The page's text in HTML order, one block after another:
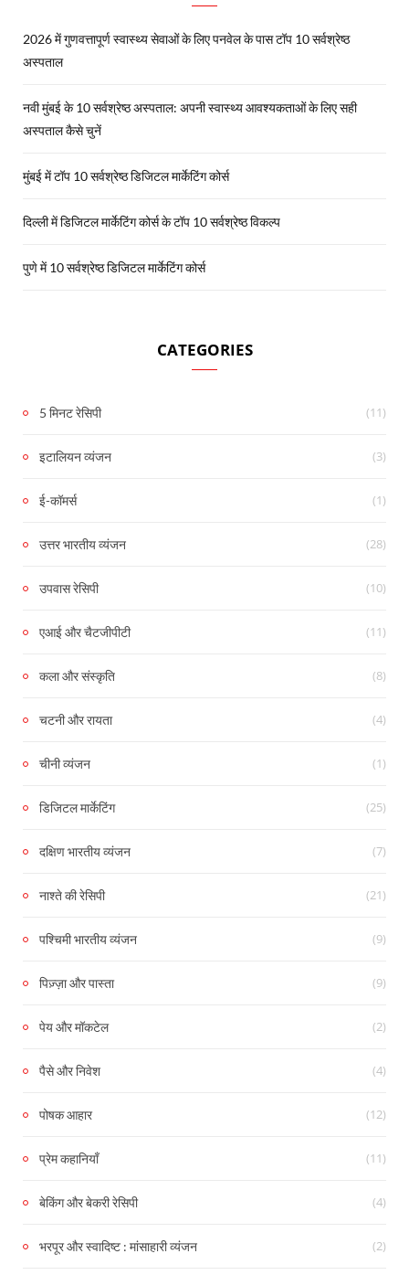
2026 में गुणवत्तापूर्ण स्वास्थ्य सेवाओं के लिए पनवेल के पास टॉप 10 सर्वश्रेष्ठ
अस्पताल
नवी मुंबई के 10 सर्वश्रेष्ठ अस्पताल: अपनी स्वास्थ्य आवश्यकताओं के लिए सही
अस्पताल कैसे चुनें
मुंबई में टॉप 10 सर्वश्रेष्ठ डिजिटल मार्केटिंग कोर्स
दिल्ली में डिजिटल मार्केटिंग कोर्स के टॉप 10 सर्वश्रेष्ठ विकल्प
पुणे में 10 सर्वश्रेष्ठ डिजिटल मार्केटिंग कोर्स
CATEGORIES
5 मिनट रेसिपी (11)
इटालियन व्यंजन (3)
ई-कॉमर्स (1)
उत्तर भारतीय व्यंजन (28)
उपवास रेसिपी (10)
एआई और चैटजीपीटी (11)
कला और संस्कृति (8)
चटनी और रायता (4)
चीनी व्यंजन (1)
डिजिटल मार्केटिंग (25)
दक्षिण भारतीय व्यंजन (7)
नाश्ते की रेसिपी (21)
पश्चिमी भारतीय व्यंजन (9)
पिज़्ज़ा और पास्ता (9)
पेय और मॉकटेल (2)
पैसे और निवेश (4)
पोषक आहार (12)
प्रेम कहानियाँ (11)
बेकिंग और बेकरी रेसिपी (4)
भरपूर और स्वादिष्ट : मांसाहारी व्यंजन (2)